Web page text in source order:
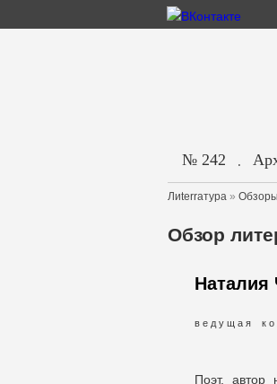
№ 242 .
Лиterraтура » Обзоры
Обзор
Наталия
в е д у щ а я к о
Поэт, автор